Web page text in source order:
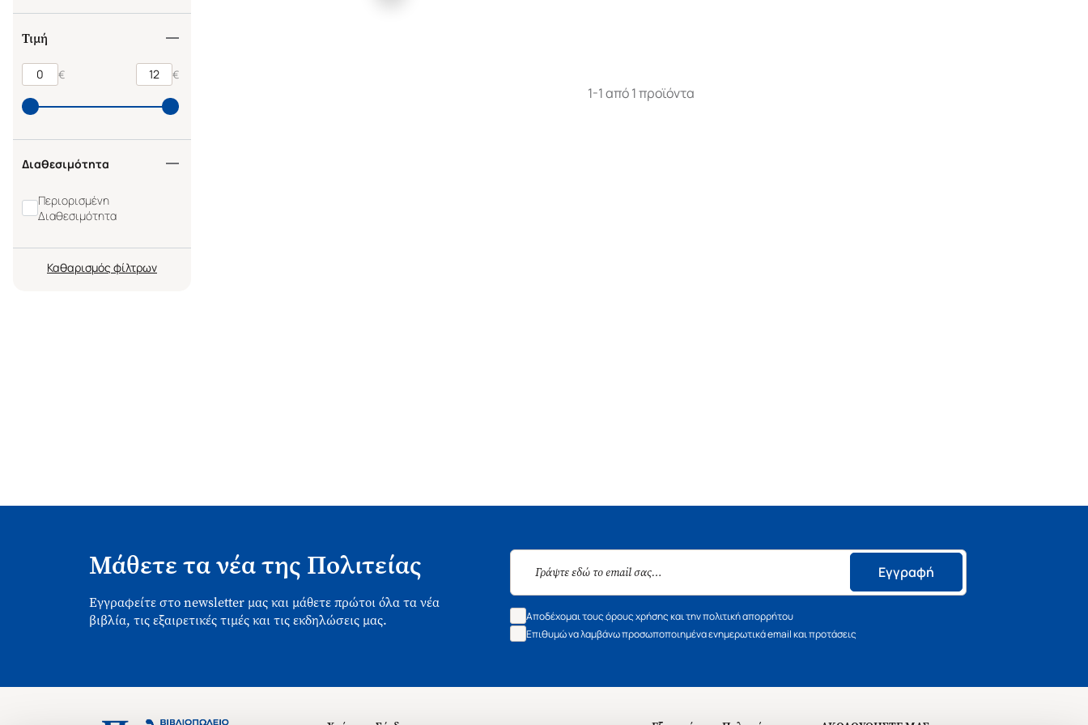
Τιμή
€ €
Διαθεσιμότητα
Περιορισμένη
Διαθεσιμότητα
Καθαρισμός
1-1 από 1 προϊόντα
Μάθετε τα νέα της Πολιτείας
Εγγραφείτε στο newsletter μας και μάθετε πρώτοι όλα τα νέα
βιβλία, τις εξαιρετικές τιμές και τις εκδηλώσεις μας.
Εγγραφή
Αποδέχομαι τους όρους χρήσης και την πολιτική απορρήτου
Επιθυμώ να λαμβάνω προσωποποιημένα ενημερωτικά email και προτάσεις